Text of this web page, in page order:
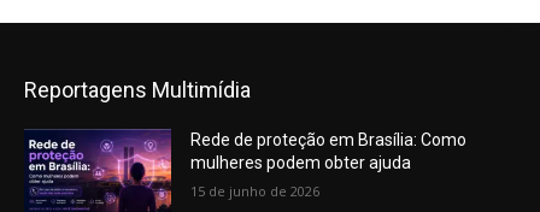
Reportagens Multimídia
Rede de proteção em Brasília: Como
mulheres podem obter ajuda
15 de junho de 2026